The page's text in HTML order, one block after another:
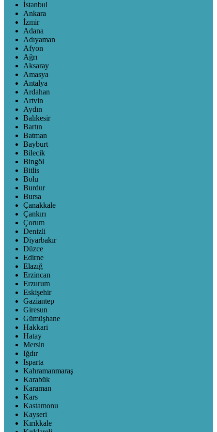
İstanbul
Ankara
İzmir
Adana
Adıyaman
Afyon
Ağrı
Aksaray
Amasya
Antalya
Ardahan
Artvin
Aydın
Balıkesir
Bartın
Batman
Bayburt
Bilecik
Bingöl
Bitlis
Bolu
Burdur
Bursa
Çanakkale
Çankırı
Çorum
Denizli
Diyarbakır
Düzce
Edirne
Elazığ
Erzincan
Erzurum
Eskişehir
Gaziantep
Giresun
Gümüşhane
Hakkari
Hatay
Mersin
Iğdır
Isparta
Kahramanmaraş
Karabük
Karaman
Kars
Kastamonu
Kayseri
Kırıkkale